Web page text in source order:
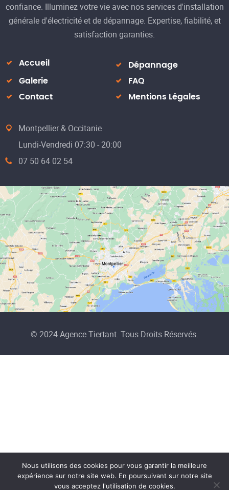
confiance. Illuminez votre vie avec nos services d'installation
générale d'électricité et de dépannage. Expertise, fiabilité, et
satisfaction garanties.
Accueil
Dépannage
Galerie
FAQ
Contact
Mentions Légales
Montpellier & Occitanie
Lundi-Vendredi 07:30 - 20:00
07 50 64 02 54
© 2024 Agence Tiertant. Tous Droits Réservés.
Nous utilisons des cookies pour vous garantir la meilleure
expérience sur notre site web. En poursuivant sur notre site
vous acceptez l'utilisation de cookies.